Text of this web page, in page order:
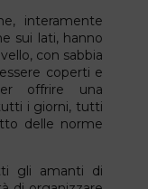
interamente
sui lati, hanno
con sabbia
coperti e
offrire una
i giorni, tutti
delle norme
gli amanti di